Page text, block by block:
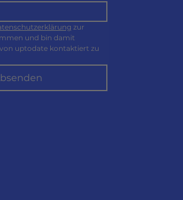
zur
und bin damit
uptodate kontaktiert zu